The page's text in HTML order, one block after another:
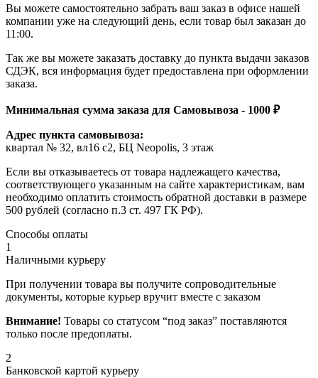
Вы можете самостоятельно забрать ваш заказ в офисе нашей
компании уже на следующий день, если товар был заказан до
11:00.
Так же вы можете заказать доставку до пункта выдачи заказов
СДЭК, вся информация будет предоставлена при оформлении
заказа.
Минимальная сумма заказа для Самовывоза - 1000 ₽
Адрес пункта самовывоза:
квартал № 32, вл16 с2, БЦ Neopolis, 3 этаж
Если вы отказываетесь от товара надлежащего качества,
соответствующего указанным на сайте характеристикам, вам
необходимо оплатить стоимость обратной доставки в размере
500 рублей (согласно п.3 ст. 497 ГК РФ).
Способы оплаты
1
Наличными курьеру
При получении товара вы получите сопроводительные
документы, которые курьер вручит вместе с заказом
Внимание! Товары со статусом “под заказ” поставляются
только после предоплаты.
2
Банковской картой курьеру